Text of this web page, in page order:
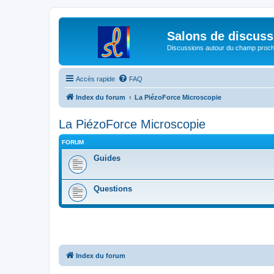
Salons de
Discussions autour du champ
Accès rapide FAQ
Index du forum La PiézoForce Microscopie
La PiézoForce Microscopie
FORUM
Guides
Questions
Index du forum